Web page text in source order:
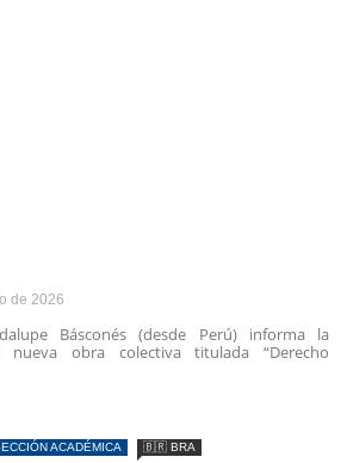
de 2026
Básconés (desde Perú) informa la
nueva obra colectiva titulada “Derecho
ACADÉMICA 🇧🇷 BRA